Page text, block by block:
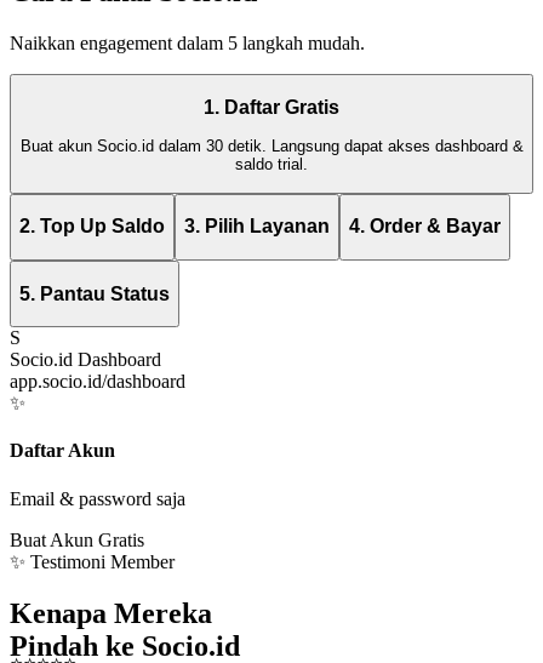
Naikkan engagement dalam 5 langkah mudah.
1. Daftar Gratis
Buat akun Socio.id dalam 30 detik. Langsung dapat akses dashboard &
saldo trial.
2. Top Up Saldo 3. Pilih Layanan 4. Order & Bayar
5. Pantau Status
S
Socio.id Dashboard
app.socio.id/dashboard
✨
Daftar Akun
Email & password saja
Buat Akun Gratis
✨ Testimoni Member
Kenapa Mereka
Pindah ke Socio.id
⭐⭐⭐⭐ ⭐